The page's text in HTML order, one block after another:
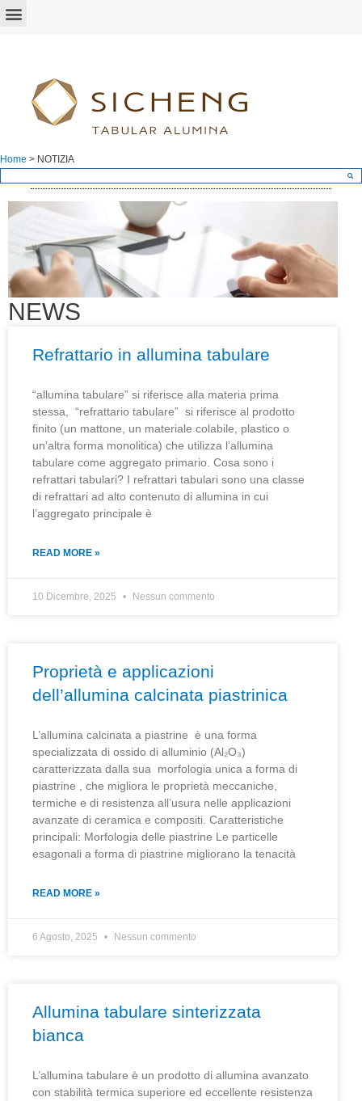
Home > NOTIZIA
NEWS
Refrattario in allumina tabulare
“allumina tabulare” si riferisce alla materia prima
stessa, “refrattario tabulare” si riferisce al prodotto
finito (un mattone, un materiale colabile, plastico o
un’altra forma monolitica) che utilizza l’allumina
tabulare come aggregato primario. Cosa sono i
refrattari tabulari? I refrattari tabulari sono una classe
di refrattari ad alto contenuto di allumina in cui
l’aggregato principale è
READ MORE »
10 Dicembre, 2025 Nessun commento
Proprietà e applicazioni
dell’allumina calcinata piastrinica
L’allumina calcinata a piastrine è una forma
specializzata di ossido di alluminio (Al₂O₃)
caratterizzata dalla sua morfologia unica a forma di
piastrine , che migliora le proprietà meccaniche,
termiche e di resistenza all’usura nelle applicazioni
avanzate di ceramica e compositi. Caratteristiche
principali: Morfologia delle piastrine Le particelle
esagonali a forma di piastrine migliorano la tenacità
READ MORE »
6 Agosto, 2025 Nessun commento
Allumina tabulare sinterizzata
bianca
L’allumina tabulare è un prodotto di allumina avanzato
con stabilità termica superiore ed eccellente resistenza